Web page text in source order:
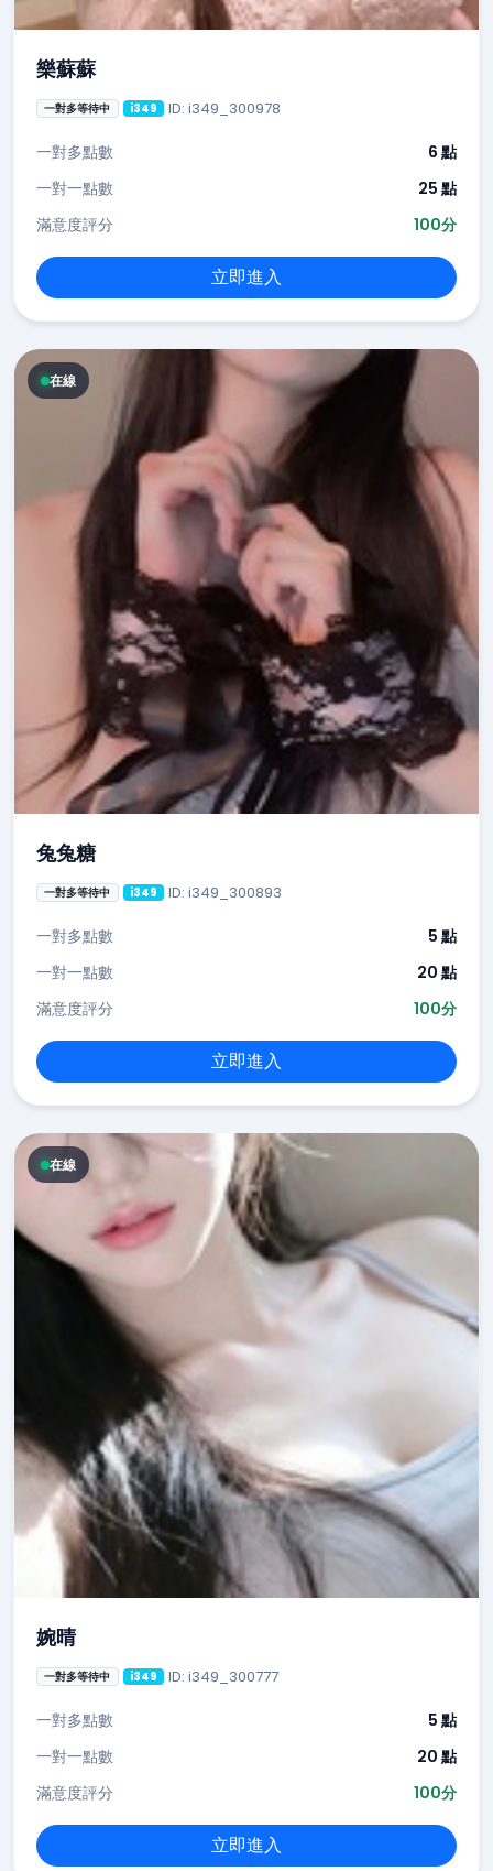
樂蘇蘇
一對多等待中 i349 ID: i349_300978
一對多點數
6 點
一對一點數
25 點
滿意度評分
100分
立即進入
在線
兔兔糖
一對多等待中 i349 ID: i349_300893
一對多點數
5 點
一對一點數
20 點
滿意度評分
100分
立即進入
在線
婉晴
一對多等待中 i349 ID: i349_300777
一對多點數
5 點
一對一點數
20 點
滿意度評分
100分
立即進入